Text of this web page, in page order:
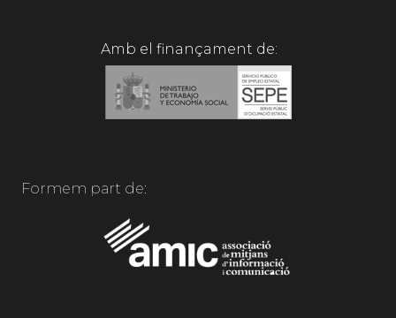
Amb el finançament de:
Formem part de: